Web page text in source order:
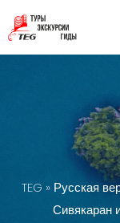
TEG » Русская
Сивякаран